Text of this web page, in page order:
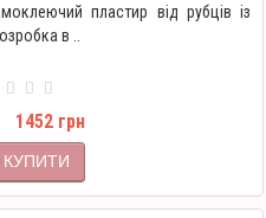
пластир від рубців із
в ..
1452 грн
КУПИТИ